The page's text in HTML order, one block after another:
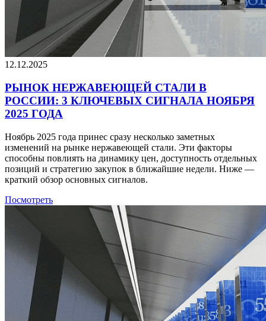
12.12.2025
РЫНОК НЕРЖАВЕЮЩЕЙ СТАЛИ В
РОССИИ: 3 КЛЮЧЕВЫХ СИГНАЛА НОЯБРЯ
2025 ГОДА
Ноябрь 2025 года принес сразу несколько заметных
изменений на рынке нержавеющей стали. Эти факторы
способны повлиять на динамику цен, доступность отдельных
позиций и стратегию закупок в ближайшие недели. Ниже —
краткий обзор основных сигналов.
Посмотреть